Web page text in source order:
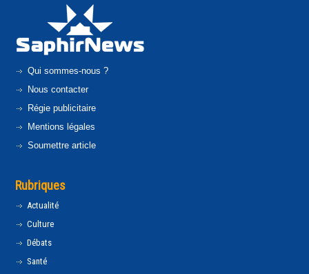
Qui sommes-nous ?
Nous contacter
Régie publicitaire
Mentions légales
Soumettre article
Rubriques
Actualité
Culture
Débats
Santé